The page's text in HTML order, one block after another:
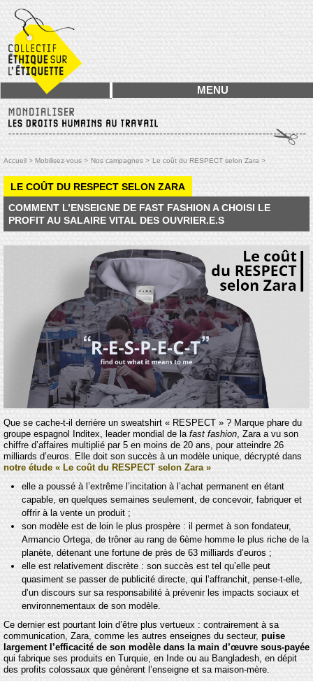
MENU
Accueil > Mobilisez-vous > Nos campagnes > Le coût du RESPECT selon Zara >
LE COÛT DU RESPECT SELON ZARA
COMMENT L’ENSEIGNE DE FAST FASHION A CHOISI LE
PROFIT AU SALAIRE VITAL DES OUVRIER.E.S
Que se cache-t-il derrière un sweatshirt « RESPECT » ? Marque phare du
groupe espagnol Inditex, leader mondial de la fast fashion , Zara a vu son
chiffre d’affaires multiplié par 5 en moins de 20 ans, pour atteindre 26
milliards d’euros. Elle doit son succès à un modèle unique, décrypté dans
notre étude « Le coût du RESPECT selon Zara »
elle a poussé à l’extrême l’incitation à l’achat permanent en étant
capable, en quelques semaines seulement, de concevoir, fabriquer et
offrir à la vente un produit ;
son modèle est de loin le plus prospère : il permet à son fondateur,
Armancio Ortega, de trôner au rang de 6ème homme le plus riche de la
planète, détenant une fortune de près de 63 milliards d’euros ;
elle est relativement discrète : son succès est tel qu’elle peut
quasiment se passer de publicité directe, qui l’affranchit, pense-t-elle,
d’un discours sur sa responsabilité à prévenir les impacts sociaux et
environnementaux de son modèle.
Ce dernier est pourtant loin d’être plus vertueux : contrairement à sa
communication, Zara, comme les autres enseignes du secteur, puise
largement l’efficacité de son modèle dans la main d’œuvre sous-payée
qui fabrique ses produits en Turquie, en Inde ou au Bangladesh, en dépit
des profits colossaux que génèrent l’enseigne et sa maison-mère.